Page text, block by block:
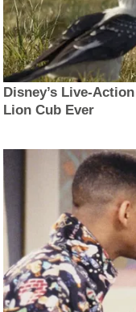
Disney’s Live-
Lion Cub Ever